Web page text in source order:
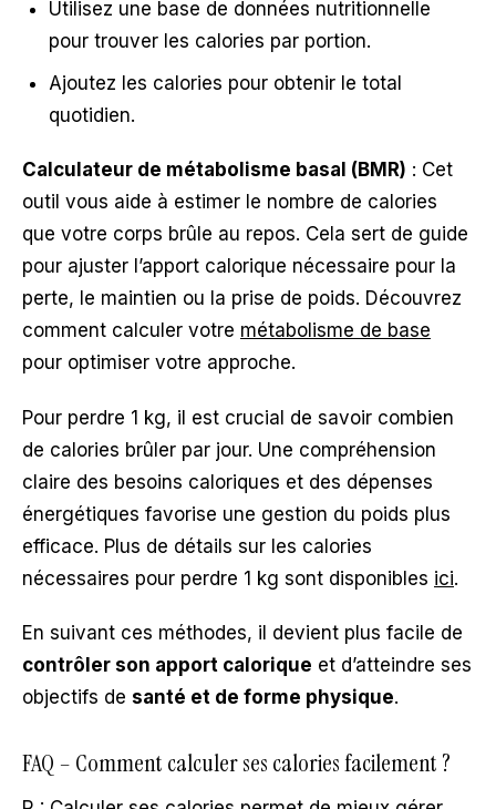
Utilisez une base de données nutritionnelle
pour trouver les calories par portion.
Ajoutez les calories pour obtenir le total
quotidien.
Calculateur de métabolisme basal (BMR) : Cet
outil vous aide à estimer le nombre de calories
que votre corps brûle au repos. Cela sert de guide
pour ajuster l’apport calorique nécessaire pour la
perte, le maintien ou la prise de poids. Découvrez
comment calculer votre métabolisme de base
pour optimiser votre approche.
Pour perdre 1 kg, il est crucial de savoir combien
de calories brûler par jour. Une compréhension
claire des besoins caloriques et des dépenses
énergétiques favorise une gestion du poids plus
efficace. Plus de détails sur les calories
nécessaires pour perdre 1 kg sont disponibles ici.
En suivant ces méthodes, il devient plus facile de
contrôler son apport calorique et d’atteindre ses
objectifs de santé et de forme physique.
FAQ – Comment calculer ses calories facilement ?